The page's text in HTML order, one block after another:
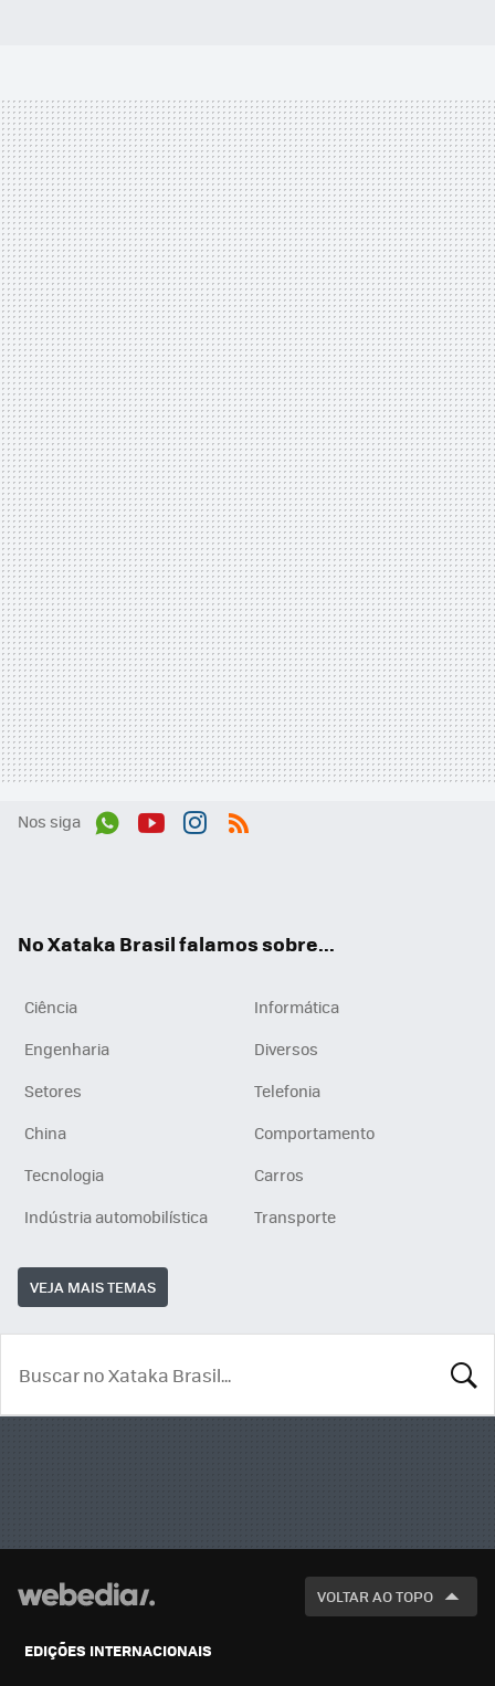
Nos siga
No Xataka Brasil falamos sobre...
Ciência
Informática
Engenharia
Diversos
Setores
Telefonia
China
Comportamento
Tecnologia
Carros
Indústria automobilística
Transporte
VEJA MAIS TEMAS
VOLTAR AO TOPO
EDIÇÕES INTERNACIONAIS